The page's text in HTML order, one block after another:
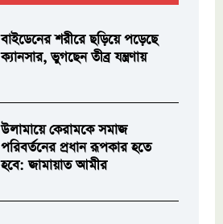
বাইডেনের শরীরে ছড়িয়ে পড়েছে
ক্যানসার, ভুগছেন তীব্র যন্ত্রণায়
উলামায়ে কেরামকে সমাজ
পরিবর্তনের প্রধান রূপকার হতে
হবে: জামায়াত আমীর